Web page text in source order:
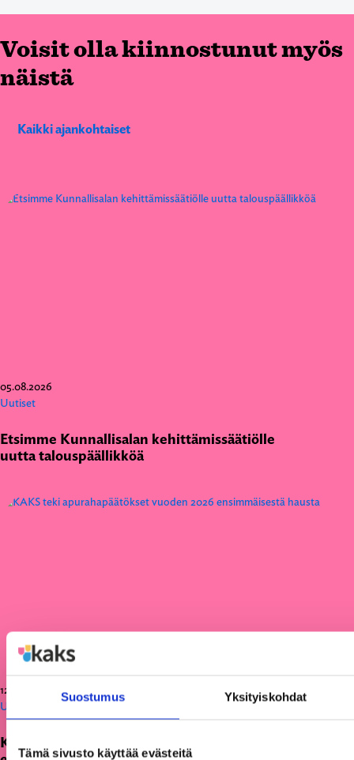
Suostumus Yksityiskohdat
Tämä sivusto käyttää evästeitä
Voisit olla kiinnostunut myös
näistä
Kaikki ajankohtaiset
05.08.2026
Uutiset
Etsimme Kunnallisalan kehittämissäätiölle
uutta talouspäällikköä
12.06.2026
Uutiset
KAKS teki apurahapäätökset vuoden 2026